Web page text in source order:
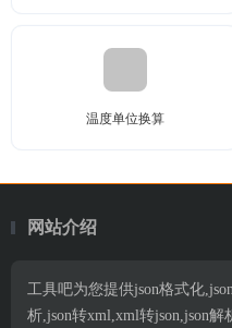
温度单位换算
网站介绍
工具吧为您提供json格式化
析,json转xml,xml转json,json